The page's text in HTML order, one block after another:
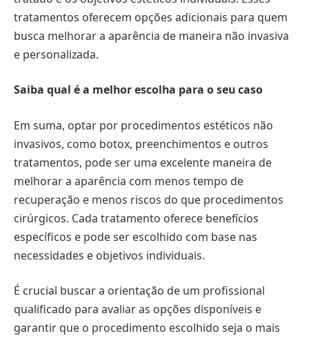
tratamentos oferecem opções adicionais para quem
busca melhorar a aparência de maneira não invasiva
e personalizada.
Saiba qual é a melhor escolha para o seu caso
Em suma, optar por procedimentos estéticos não
invasivos, como botox, preenchimentos e outros
tratamentos, pode ser uma excelente maneira de
melhorar a aparência com menos tempo de
recuperação e menos riscos do que procedimentos
cirúrgicos. Cada tratamento oferece benefícios
específicos e pode ser escolhido com base nas
necessidades e objetivos individuais.
É crucial buscar a orientação de um profissional
qualificado para avaliar as opções disponíveis e
garantir que o procedimento escolhido seja o mais